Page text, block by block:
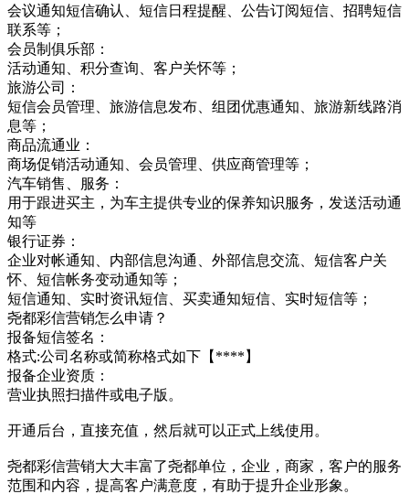
会议通知短信确认、短信日程提醒、公告订阅短信、招聘短信
联系等；
会员制俱乐部：
活动通知、积分查询、客户关怀等；
旅游公司：
短信会员管理、旅游信息发布、组团优惠通知、旅游新线路消
息等；
商品流通业：
商场促销活动通知、会员管理、供应商管理等；
汽车销售、服务：
用于跟进买主，为车主提供专业的保养知识服务，发送活动通
知等
银行证券：
企业对帐通知、内部信息沟通、外部信息交流、短信客户关
怀、短信帐务变动通知等；
短信通知、实时资讯短信、买卖通知短信、实时短信等；
尧都彩信营销怎么申请？
报备短信签名：
格式:公司名称或简称格式如下【****】
报备企业资质：
营业执照扫描件或电子版。
开通后台，直接充值，然后就可以正式上线使用。
尧都彩信营销大大丰富了尧都单位，企业，商家，客户的服务
范围和内容，提高客户满意度，有助于提升企业形象。